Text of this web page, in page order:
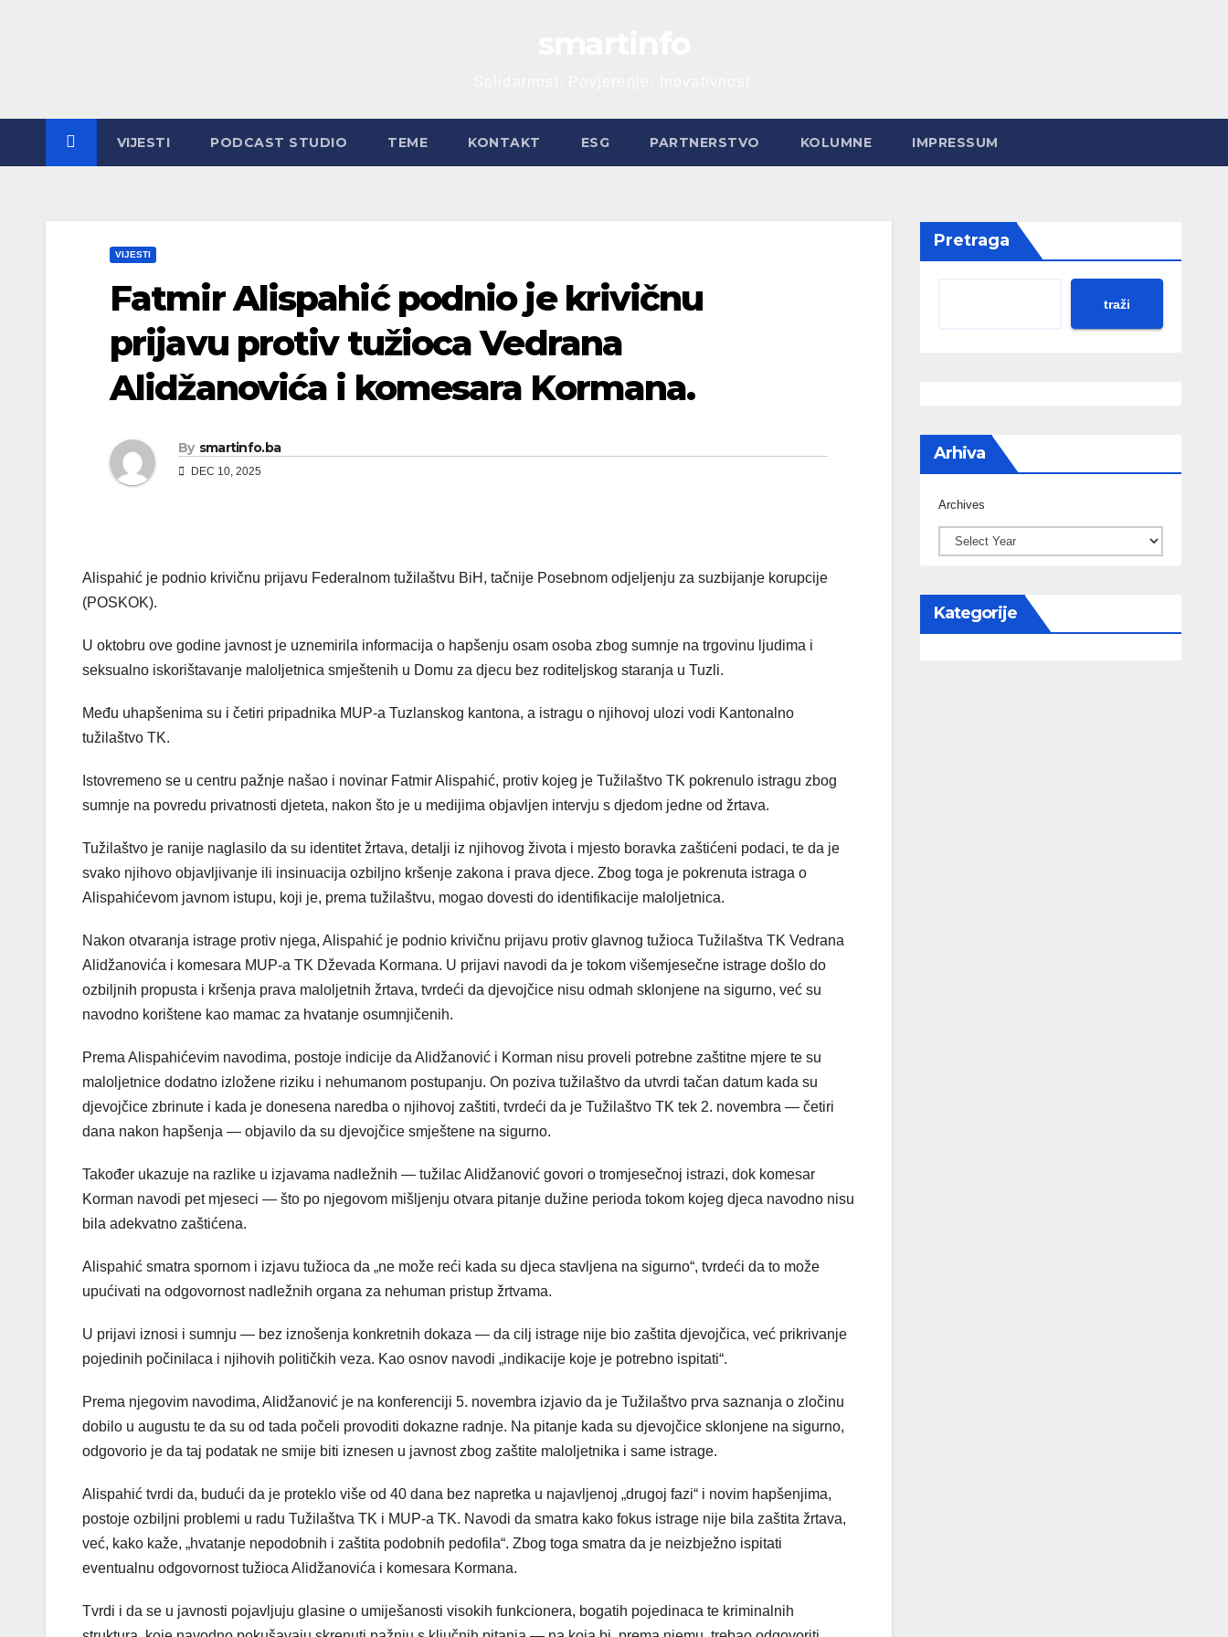
VIJESTI PODCAST STUDIO TEME KONTAKT ESG PARTNERSTVO KOLUMNE IMPRESSUM
VIJESTI
Fatmir Alispahić podnio je krivičnu
prijavu protiv tužioca Vedrana
Alidžanovića i komesara Kormana.
By smartinfo.ba
DEC 10, 2025
Alispahić je podnio krivičnu prijavu Federalnom tužilaštvu BiH, tačnije Posebnom odjeljenju za suzbijanje korupcije
(POSKOK).
U oktobru ove godine javnost je uznemirila informacija o hapšenju osam osoba zbog sumnje na trgovinu ljudima i
seksualno iskorištavanje maloljetnica smještenih u Domu za djecu bez roditeljskog staranja u Tuzli.
Među uhapšenima su i četiri pripadnika MUP-a Tuzlanskog kantona, a istragu o njihovoj ulozi vodi Kantonalno
tužilaštvo TK.
Istovremeno se u centru pažnje našao i novinar Fatmir Alispahić, protiv kojeg je Tužilaštvo TK pokrenulo istragu zbog
sumnje na povredu privatnosti djeteta, nakon što je u medijima objavljen intervju s djedom jedne od žrtava.
Tužilaštvo je ranije naglasilo da su identitet žrtava, detalji iz njihovog života i mjesto boravka zaštićeni podaci, te da je
svako njihovo objavljivanje ili insinuacija ozbiljno kršenje zakona i prava djece. Zbog toga je pokrenuta istraga o
Alispahićevom javnom istupu, koji je, prema tužilaštvu, mogao dovesti do identifikacije maloljetnica.
Nakon otvaranja istrage protiv njega, Alispahić je podnio krivičnu prijavu protiv glavnog tužioca Tužilaštva TK Vedrana
Alidžanovića i komesara MUP-a TK Dževada Kormana. U prijavi navodi da je tokom višemjesečne istrage došlo do
ozbiljnih propusta i kršenja prava maloljetnih žrtava, tvrdeći da djevojčice nisu odmah sklonjene na sigurno, već su
navodno korištene kao mamac za hvatanje osumnjičenih.
Prema Alispahićevim navodima, postoje indicije da Alidžanović i Korman nisu proveli potrebne zaštitne mjere te su
maloljetnice dodatno izložene riziku i nehumanom postupanju. On poziva tužilaštvo da utvrdi tačan datum kada su
djevojčice zbrinute i kada je donesena naredba o njihovoj zaštiti, tvrdeći da je Tužilaštvo TK tek 2. novembra — četiri
dana nakon hapšenja — objavilo da su djevojčice smještene na sigurno.
Također ukazuje na razlike u izjavama nadležnih — tužilac Alidžanović govori o tromjesečnoj istrazi, dok komesar
Korman navodi pet mjeseci — što po njegovom mišljenju otvara pitanje dužine perioda tokom kojeg djeca navodno nisu
bila adekvatno zaštićena.
Alispahić smatra spornom i izjavu tužioca da „ne može reći kada su djeca stavljena na sigurno“, tvrdeći da to može
upućivati na odgovornost nadležnih organa za nehuman pristup žrtvama.
U prijavi iznosi i sumnju — bez iznošenja konkretnih dokaza — da cilj istrage nije bio zaštita djevojčica, već prikrivanje
pojedinih počinilaca i njihovih političkih veza. Kao osnov navodi „indikacije koje je potrebno ispitati“.
Prema njegovim navodima, Alidžanović je na konferenciji 5. novembra izjavio da je Tužilaštvo prva saznanja o zločinu
dobilo u augustu te da su od tada počeli provoditi dokazne radnje. Na pitanje kada su djevojčice sklonjene na sigurno,
odgovorio je da taj podatak ne smije biti iznesen u javnost zbog zaštite maloljetnika i same istrage.
Alispahić tvrdi da, budući da je proteklo više od 40 dana bez napretka u najavljenoj „drugoj fazi“ i novim hapšenjima,
postoje ozbiljni problemi u radu Tužilaštva TK i MUP-a TK. Navodi da smatra kako fokus istrage nije bila zaštita žrtava,
već, kako kaže, „hvatanje nepodobnih i zaštita podobnih pedofila“. Zbog toga smatra da je neizbježno ispitati
eventualnu odgovornost tužioca Alidžanovića i komesara Kormana.
Tvrdi i da se u javnosti pojavljuju glasine o umiješanosti visokih funkcionera, bogatih pojedinaca te kriminalnih
Pretraga
traži
Arhiva
Archives
Kategorije